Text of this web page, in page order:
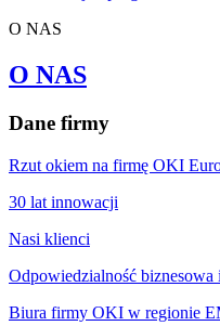
O NAS
O NAS
Dane firmy
Rzut okiem na firmę OKI
30 lat innowacji
Nasi klienci
Odpowiedzialność biznesowa i
Biura firmy OKI w regionie